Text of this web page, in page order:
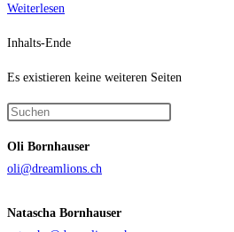
Weiterlesen
Erste
Erfahrungen
Inhalts-Ende
Es existieren keine weiteren Seiten
Oli Bornhauser
oli@dreamlions.ch
Natascha Bornhauser